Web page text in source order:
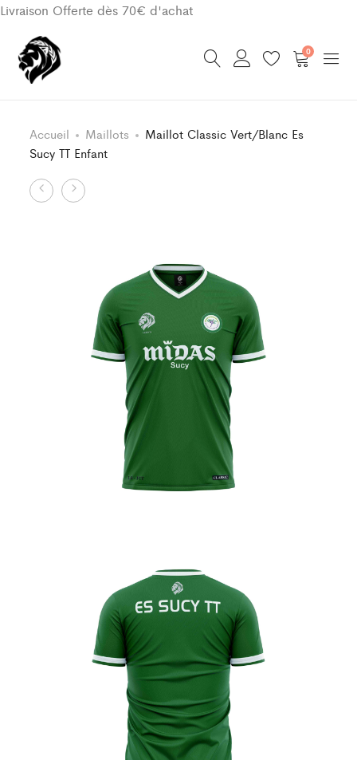
Livraison Offerte dès 70€ d'achat
0
Accueil Maillots
Maillot Classic Vert/Blanc Es
Sucy TT Enfant
Product
Short
Maillot
Enfant